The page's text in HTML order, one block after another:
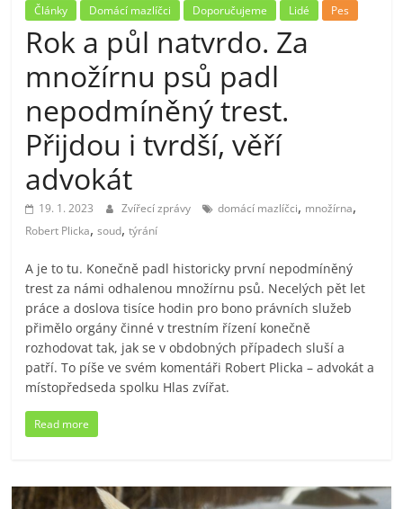
Články Domácí mazlíčci Doporučujeme Lidé Pes
Rok a půl natvrdo. Za
množírnu psů padl
nepodmíněný trest.
Přijdou i tvrdší, věří
advokát
19. 1. 2023 Zvířecí zprávy domácí mazlíčci, množírna,
Robert Plicka,soud,týrání
A je to tu. Konečně padl historicky první nepodmíněný
trest za námi odhalenou množírnu psů. Necelých pět let
práce a doslova tisíce hodin pro bono právních služeb
přimělo orgány činné v trestním řízení konečně
rozhodovat tak, jak se v obdobných případech sluší a
patří. To píše ve svém komentáři Robert Plicka – advokát a
místopředseda spolku Hlas zvířat.
Read more